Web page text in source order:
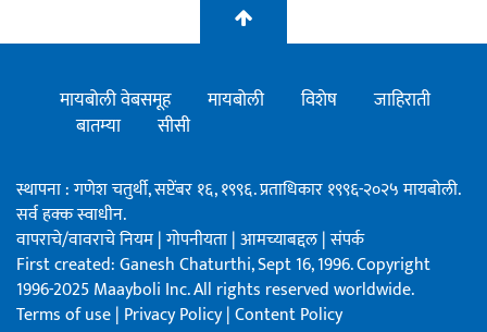
मायबोली वेबसमूह मायबोली विशेष
जाहिराती
बातम्या
सीसी
स्थापना : गणेश चतुर्थी, सप्टेंबर १६, १९९६. प्रताधिकार १९९६-२०२५ मायबोली.
सर्व हक्क स्वाधीन.
वापराचे/वावराचे नियम|गोपनीयता|आमच्याबद्दल|संपर्क
First created: Ganesh Chaturthi, Sept 16, 1996. Copyright
1996-2025 Maayboli Inc. All rights reserved worldwide.
Terms of use| Privacy Policy|Content Policy